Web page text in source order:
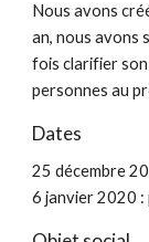
Nous avons
an, nous avons
fois clarifier
personnes au
Dates
25 décembre
6 janvier 2020 :